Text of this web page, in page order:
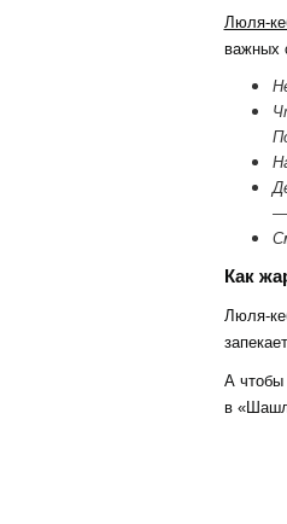
Люля-
важных
—
Как
Люля-
А чтобы
в